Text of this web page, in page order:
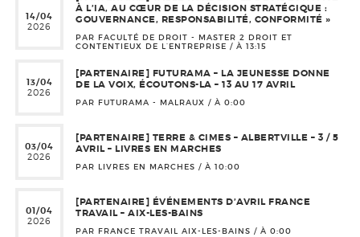
14/04
2026
À L’IA, AU CŒUR DE LA DÉCISION STRATÉGIQUE :
GOUVERNANCE, RESPONSABILITÉ, CONFORMITÉ »
PAR FACULTÉ DE DROIT - MASTER 2 DROIT ET
CONTENTIEUX DE L’ENTREPRISE / À 13:15
13/04
2026
[PARTENAIRE] FUTURAMA – LA JEUNESSE DONNE
DE LA VOIX, ÉCOUTONS-LA – 13 AU 17 AVRIL
PAR FUTURAMA - MALRAUX / À 0:00
03/04
2026
[PARTENAIRE] TERRE & CIMES – ALBERTVILLE – 3 / 5
AVRIL – LIVRES EN MARCHES
PAR LIVRES EN MARCHES / À 10:00
01/04
2026
[PARTENAIRE] ÉVÉNEMENTS D’AVRIL FRANCE
TRAVAIL – AIX-LES-BAINS
PAR FRANCE TRAVAIL AIX-LES-BAINS / À 0:00